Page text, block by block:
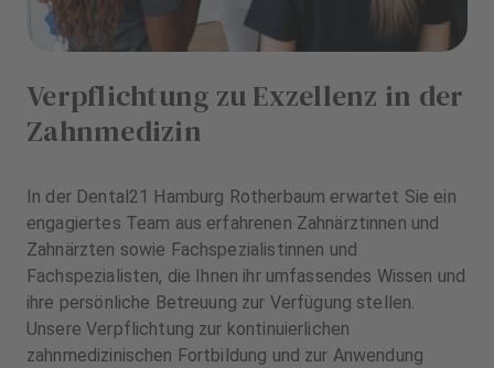
Verpflichtung zu Exzellenz in der
Zahnmedizin
In der Dental21 Hamburg Rotherbaum erwartet Sie ein
engagiertes Team aus erfahrenen Zahnärztinnen und
Zahnärzten sowie Fachspezialistinnen und
Fachspezialisten, die Ihnen ihr umfassendes Wissen und
ihre persönliche Betreuung zur Verfügung stellen.
Unsere Verpflichtung zur kontinuierlichen
zahnmedizinischen Fortbildung und zur Anwendung